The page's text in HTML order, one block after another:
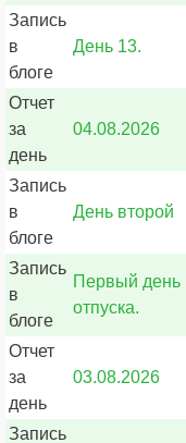
Запись
в
блоге
День 13.
Отчет
за
день
04.08.2026
Запись
в
блоге
День второй
Запись
в
блоге
Первый день
отпуска.
Отчет
за
день
03.08.2026
Запись